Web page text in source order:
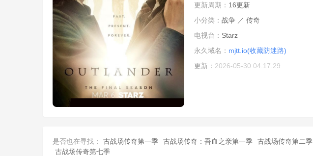
更新周期： 16更新
小分类： 战争／ 传奇
电视台： Starz
永久域名： mjtt.io(收藏防迷路)
更新： 2026-05-30 04:17:29
是否也在寻找： 古战场传奇第一季 古战场传奇：吾血之亲第一季 古战场传奇第二季
古战场传奇第七季